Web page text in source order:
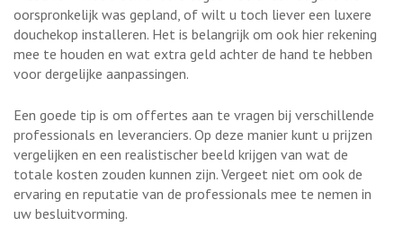
oorspronkelijk was gepland, of wilt u toch liever een luxere
douchekop installeren. Het is belangrijk om ook hier rekening
mee te houden en wat extra geld achter de hand te hebben
voor dergelijke aanpassingen.
Een goede tip is om offertes aan te vragen bij verschillende
professionals en leveranciers. Op deze manier kunt u prijzen
vergelijken en een realistischer beeld krijgen van wat de
totale kosten zouden kunnen zijn. Vergeet niet om ook de
ervaring en reputatie van de professionals mee te nemen in
uw besluitvorming.